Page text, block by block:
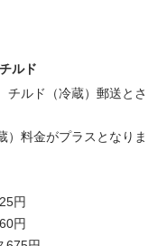
ルド
チルド（冷蔵）郵送とさ
）料金がプラスとなりま
円
円